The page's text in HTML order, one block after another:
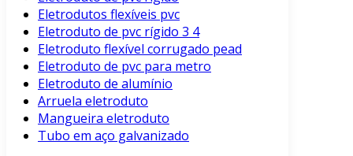
Eletrodutos flexíveis pvc
Eletroduto de pvc rígido 3 4
Eletroduto flexível corrugado pead
Eletroduto de pvc para metro
Eletroduto de alumínio
Arruela eletroduto
Mangueira eletroduto
Tubo em aço galvanizado